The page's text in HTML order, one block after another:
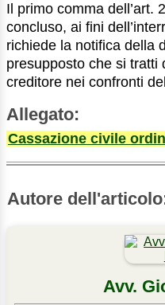
Il primo comma dell’art.
concluso, ai fini
richiede la notifica della
presupposto che si tratti
creditore nei confronti
Allegato:
Cassazione civile
Autore
Avv.